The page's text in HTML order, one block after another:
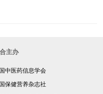
主办
中医药信息学会
保健营养杂志社